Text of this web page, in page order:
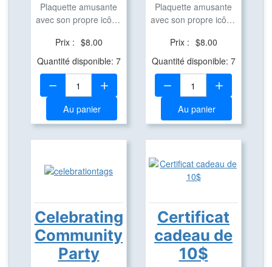
Plaquette amusante
avec son propre icône
Prix : $8.00
Quantité disponible: 7
Quantité:
Au panier
Plaquette amusante
avec son propre icône
Prix : $8.00
Quantité disponible: 7
Quantité:
Au panier
Celebrating
Community
Party
Certificat
cadeau de
10$